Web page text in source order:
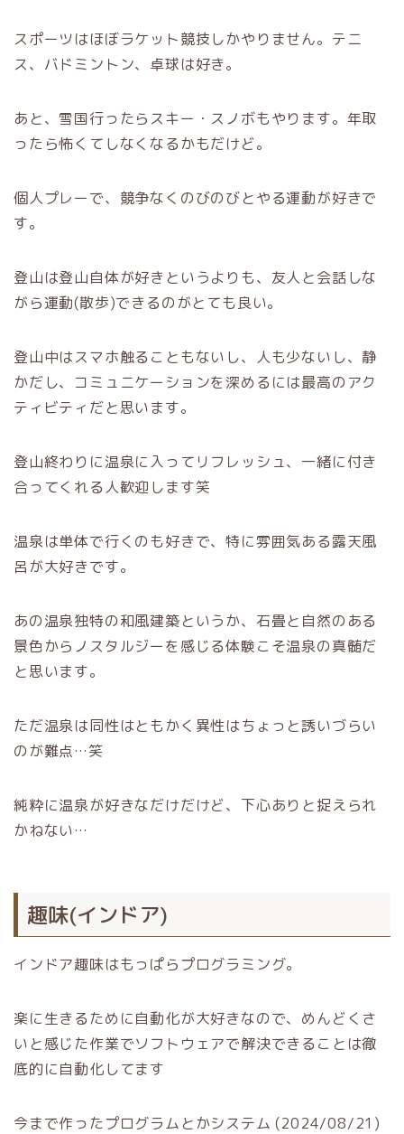
スポーツはほぼラケット競技しかやりません。テニ
ス、バドミントン、卓球は好き。
あと、雪国行ったらスキー・スノボもやります。年取
ったら怖くてしなくなるかもだけど。
個人プレーで、競争なくのびのびとやる運動が好きで
す。
登山は登山自体が好きというよりも、友人と会話しな
がら運動(散歩)できるのがとても良い。
登山中はスマホ触ることもないし、人も少ないし、静
かだし、コミュニケーションを深めるには最高のアク
ティビティだと思います。
登山終わりに温泉に入ってリフレッシュ、一緒に付き
合ってくれる人歓迎します笑
温泉は単体で行くのも好きで、特に雰囲気ある露天風
呂が大好きです。
あの温泉独特の和風建築というか、石畳と自然のある
景色からノスタルジーを感じる体験こそ温泉の真髄だ
と思います。
ただ温泉は同性はともかく異性はちょっと誘いづらい
のが難点…笑
純粋に温泉が好きなだけだけど、下心ありと捉えられ
かねない…
趣味(インドア)
インドア趣味はもっぱらプログラミング。
楽に生きるために自動化が大好きなので、めんどくさ
いと感じた作業でソフトウェアで解決できることは徹
底的に自動化してます
今まで作ったプログラムとかシステム (2024/08/21)